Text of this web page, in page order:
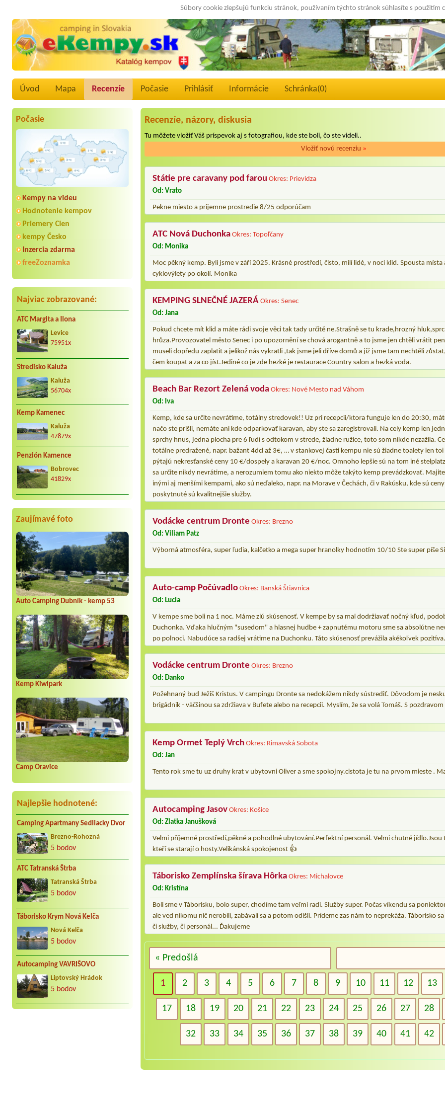
Súbory cookie zlepšujú funkciu stránok, používaním týchto stránok súhlasíte s použitím
Úvod Mapa Recenzíe Počasie Prihlásiť Informácie Schránka(0)
Počasie
Kempy na videu
Hodnotenie kempov
Priemery Cien
kempy Česko
Inzercia zdarma
freeZoznamka
Najviac zobrazované:
ATC Margita a Ilona
Levice
75951x
Stredisko Kaluža
Kaluža
56704x
Kemp Kamenec
Kaluža
47879x
Penzión Kamence
Bobrovec
41829x
Zaujímavé foto
Auto Camping Dubník - kemp 53
Kemp Kiwipark
Camp Oravice
Najlepšie hodnotené:
Camping Apartmany Sedliacky Dvor
Brezno-Rohozná
5 bodov
ATC Tatranská Štrba
Tatranská Štrba
5 bodov
Táborisko Krym Nová Kelča
Nová Kelča
5 bodov
Autocamping VAVRIŠOVO
Liptovský Hrádok
5 bodov
Recenzíe, názory, diskusia
Tu môžete vložiť Váš príspevok aj s fotografiou, kde ste boli, čo ste videli..
Vložiť novú recenziu »
Státie pre caravany pod farou Okres: Prievidza
Od: Vrato
Pekne miesto a prijemne prostredie 8/25 odporúčam
ATC Nová Duchonka Okres: Topoľčany
Od: Monika
Moc pěkný kemp. Byli jsme v září 2025. Krásné prostředí, čisto, milí lidé, v noci klid. Spousta místa
cyklovýlety po okolí. Monika
KEMPING SLNEČNÉ JAZERÁ Okres: Senec
Od: Jana
Pokud chcete mít klid a máte rádi svoje věci tak tady určitě ne.Strašně se tu krade,hrozný
hrůza.Provozovatel město Senec i po upozornění se chová arogantně a to jsme jen chtěli vrátit
museli dopředu zaplatit a jelikož nás vykratli ,tak jsme jeli dříve domů a již jsme tam nechtěli
čem koupat a za co jíst.Jediné co je zde hezké je restaurace Country salon a hezká voda.
Beach Bar Rezort Zelená voda Okres: Nové Mesto nad Váhom
Od: Iva
Kemp, kde sa určite nevrátime, totálny stredovek!! Uz pri recepcii/ktora funguje len do 20:30,
načo ste prišli, nemáte ani kde odparkovať karavan, aby ste sa zaregistrovali. Na cely kemp len
sprchy hnus, jedna plocha pre 6 ľudí s odtokom v strede, žiadne ružice, toto som nikde nezažila.
totálne predražené, napr. bažant 4dcl až 3€, … v stankovej časti kempu nie sú žiadne toalety len
pýtajú nekresťanské ceny 10 €/dospely a karavan 20 €/noc. Omnoho lepšie sú na tom iné
sa určite nikdy nevrátime, a nerozumiem tomu ako niekto môže takýto kemp prevádzkovať.
inými aj menšími kempami, ako sú neďaleko, napr. na Morave v Čechách, či v Rakúsku, kde sú
poskytnuté sú kvalitnejšie služby.
Vodácke centrum Dronte Okres: Brezno
Od: Viliam Patz
Výborná atmosféra, super ľudia, kalčetko a mega super hranolky hodnotím 10/10 Ste super píše
Auto-camp Počúvadlo Okres: Banská Štiavnica
Od: Lucia
V kempe sme boli na 1 noc. Máme zlú skúsenosť. V kempe by sa mal dodržiavať nočný kľud,
Duchonka. Vďaka hlučným "susedom" a hlasnej hudbe + zapnutému motoru sme sa absolútne
po polnoci. Nabudúce sa radšej vrátime na Duchonku. Táto skúsenosť prevážila akékoľvek pozitíva.
Vodácke centrum Dronte Okres: Brezno
Od: Danko
Požehnaný bud Ježiš Kristus. V campingu Dronte sa nedokážem nikdy sústrediť. Dôvodom je
brigádnik - väčšinou sa zdržiava v Bufete alebo na recepcii. Myslím, že sa volá Tomáš. S pozdravom
Kemp Ormet Teplý Vrch Okres: Rimavská Sobota
Od: Jan
Tento rok sme tu uz druhy krat v ubytovni Oliver a sme spokojny.cistota je tu na prvom mieste .
Autocamping Jasov Okres: Košice
Od: Zlatka Janušková
Velmi příjemné prostředí,pěkné a pohodlné ubytování.Perfektní personál. Velmi chutné jídlo.Jsou
kteří se starají o hosty.Velikánská spokojenost 👍
Táborisko Zemplínska šírava Hôrka Okres: Michalovce
Od: Kristína
Boli sme v Táborisku, bolo super, chodíme tam veľmi radi. Služby super. Počas víkendu sa
ale ved nikomu nič nerobili, zabávali sa a potom odišli. Prídeme zas nám to neprekáža. Táborisko
či služby, či personál... Ďakujeme
« Predošlá
1 2 3 4 5 6 7 8 9 10 11 12 13
17 18 19 20 21 22 23 24 25 26 27 28
32 33 34 35 36 37 38 39 40 41 42